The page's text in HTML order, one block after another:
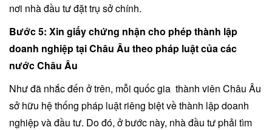
nơi nhà đầu tư đặt trụ sở chính.
Bước 5: Xin giấy chứng nhận cho phép thành lập
doanh nghiệp tại Châu Âu theo pháp luật của các
nước Châu Âu
Như đã nhắc đến ở trên, mỗi quốc gia thành viên Châu Âu
sở hữu hệ thống pháp luật riêng biệt về thành lập doanh
nghiệp và đầu tư. Do đó, ở bước này, nhà đầu tư phải tìm